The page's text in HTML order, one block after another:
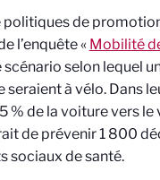
de
l’enquête « Mobilité
selon lequel
à vélo. Dans
% de la voiture vers
de prévenir 1 800
sociaux de santé.